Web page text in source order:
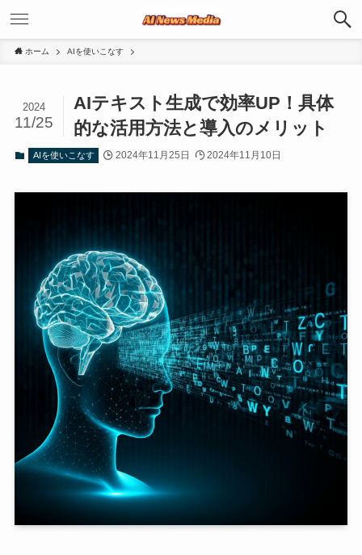
ホーム AIを使いこなす
AIテキスト生成で効率UP！具体
的な活用方法と導入のメリット
2024
11/25
AIを使いこなす 2024年11月25日 2024年11月10日